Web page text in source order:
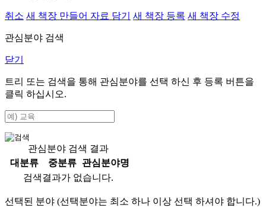
취소 새 책장 만들어 자료 담기 새 책장 등록 새 책장 수정
관심분야 검색
닫기
트리 또는 검색을 통해 관심분야를 선택 하신 후 등록 버튼을
클릭 하십시오.
관심분야 검색 결과
대분류
중분류
관심분야명
검색결과가 없습니다.
선택된 분야 (선택분야는 최소 하나 이상 선택 하셔야 합니다.)